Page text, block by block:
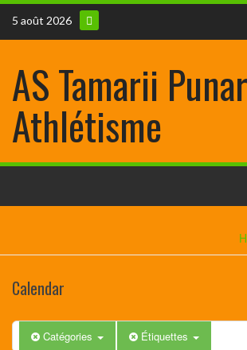
5 août 2026
AS Tamarii
Athlétisme
Calendar
Catégories Étiquettes